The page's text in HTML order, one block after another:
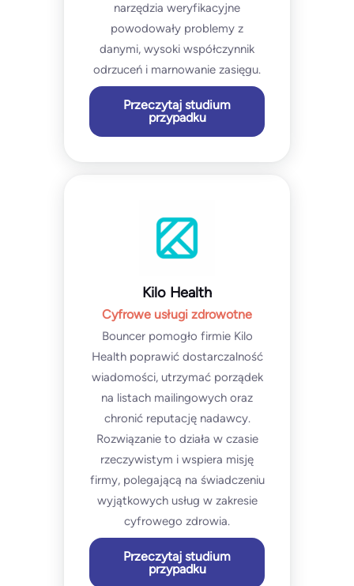
narzędzia weryfikacyjne
powodowały problemy z
danymi, wysoki współczynnik
odrzuceń i marnowanie zasięgu.
Przeczytaj studium
przypadku
Kilo Health
Cyfrowe usługi zdrowotne
Bouncer pomogło firmie Kilo
Health poprawić dostarczalność
wiadomości, utrzymać porządek
na listach mailingowych oraz
chronić reputację nadawcy.
Rozwiązanie to działa w czasie
rzeczywistym i wspiera misję
firmy, polegającą na świadczeniu
wyjątkowych usług w zakresie
cyfrowego zdrowia.
Przeczytaj studium
przypadku